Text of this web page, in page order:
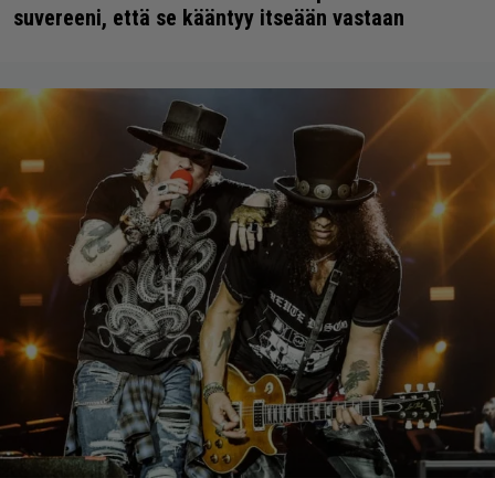
suvereeni, että se kääntyy itseään vastaan